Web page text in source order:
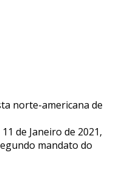
norte-americana de
de Janeiro de 2021,
mandato do